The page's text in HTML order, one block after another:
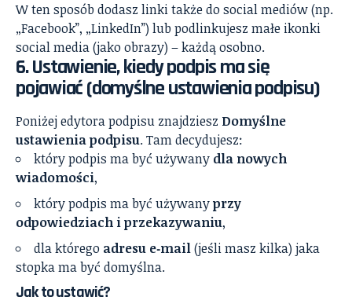
W ten sposób dodasz linki także do social mediów (np.
„Facebook”, „LinkedIn”) lub podlinkujesz małe ikonki
social media (jako obrazy) – każdą osobno.
6. Ustawienie, kiedy podpis ma się
pojawiać (domyślne ustawienia podpisu)
Poniżej edytora podpisu znajdziesz Domyślne
ustawienia podpisu. Tam decydujesz:
który podpis ma być używany dla nowych
wiadomości,
który podpis ma być używanyprzy
odpowiedziach i przekazywaniu,
dla którego adresu e‑mail(jeśli masz kilka) jaka
stopka ma być domyślna.
Jak to ustawić?